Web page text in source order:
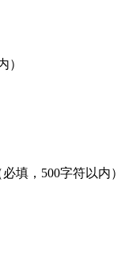
）
填，500字符以内）